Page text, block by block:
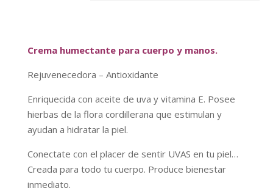
Crema humectante para cuerpo y manos.
Rejuvenecedora – Antioxidante
Enriquecida con aceite de uva y vitamina E. Posee
hierbas de la flora cordillerana que estimulan y
ayudan a hidratar la piel.
Conectate con el placer de sentir UVAS en tu piel…
Creada para todo tu cuerpo. Produce bienestar
inmediato.